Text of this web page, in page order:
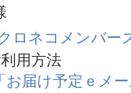
ロネコメンバー
用方法
「お届け予定ｅメ